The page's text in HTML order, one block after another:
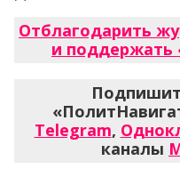
Отблагодарить
и поддержать
Telegram,
каналы